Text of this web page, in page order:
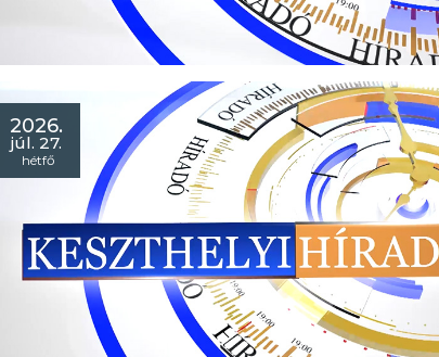
- Szent Miklós kápolna: az ásatás eddigi eredményeit
Híradó 2026. július 28.
- Hálaadó szentmise: elköszöntek a keszthelyi hívek
András atyától!
- Jubileum: harmincadik alkalommal szerveztek fúvós
2026.
júl. 27.
hétfő